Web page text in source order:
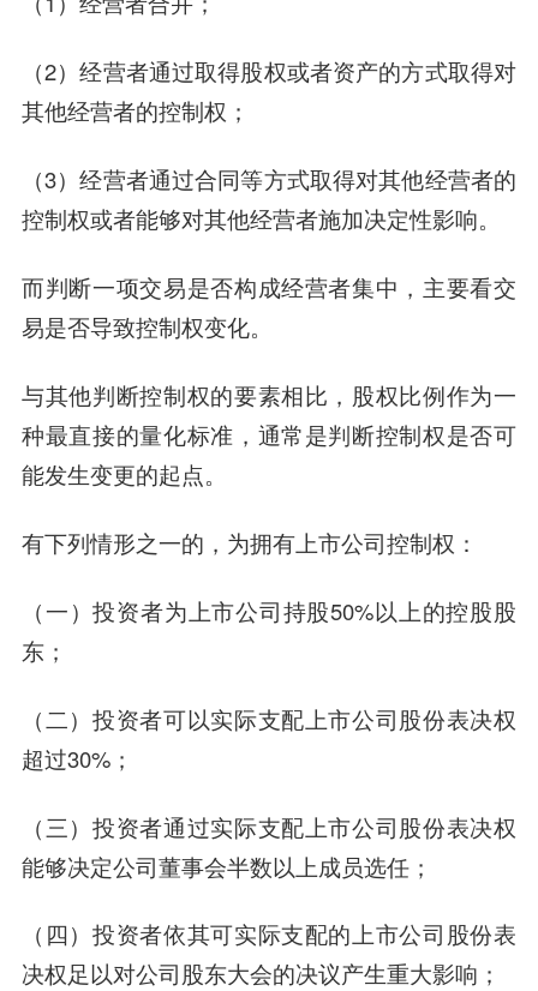
（2）经营者通过取得股权或者资产的方式取得对
其他经营者的控制权；
（3）经营者通过合同等方式取得对其他经营者的
控制权或者能够对其他经营者施加决定性影响。
而判断一项交易是否构成经营者集中，主要看交
易是否导致控制权变化。
与其他判断控制权的要素相比，股权比例作为一
种最直接的量化标准，通常是判断控制权是否可
能发生变更的起点。
有下列情形之一的，为拥有上市公司控制权：
（一）投资者为上市公司持股50%以上的控股股
东；
（二）投资者可以实际支配上市公司股份表决权
超过30%；
（三）投资者通过实际支配上市公司股份表决权
能够决定公司董事会半数以上成员选任；
（四）投资者依其可实际支配的上市公司股份表
决权足以对公司股东大会的决议产生重大影响；